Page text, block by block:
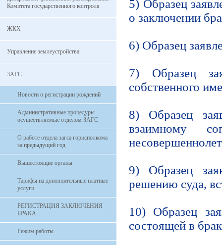
Комитета государственного контроля
ЖКХ
Управление землеустройства
ЗАГС
Новости о регистрации рождений
Административные процедуры
осуществляемые отделом ЗАГС
О работе отдела загса горисполкома
за предыдущий год
Вышестоящие органы
Тарифы на дополнительные платные
услуги
РЕГИСТРАЦИЯ ЗАКЛЮЧЕНИЯ
БРАКА
Режим работы
5) Образец
о заключении
6) Образец
7) Образец
собственного
8) Образец
взаимному
9) Образец
решению суда,
10) Образец
состоящей в